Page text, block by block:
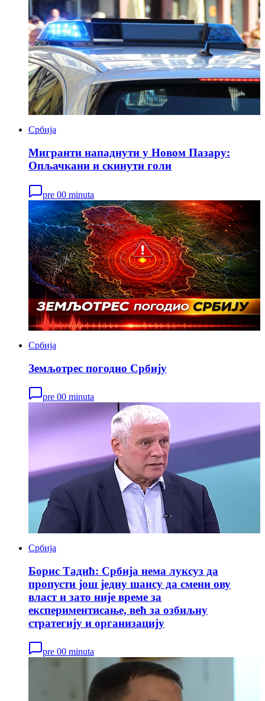
Србија
Мигранти нападнути у Новом Пазару:
Опљачкани и скинути голи
pre 00 minuta
Србија
Земљотрес погодио Србију
pre 00 minuta
Србија
Борис Тадић: Србија нема луксуз да
пропусти још једну шансу да смени ову
власт и зато није време за
експериментисање, већ за озбиљну
стратегију и организацију
pre 00 minuta